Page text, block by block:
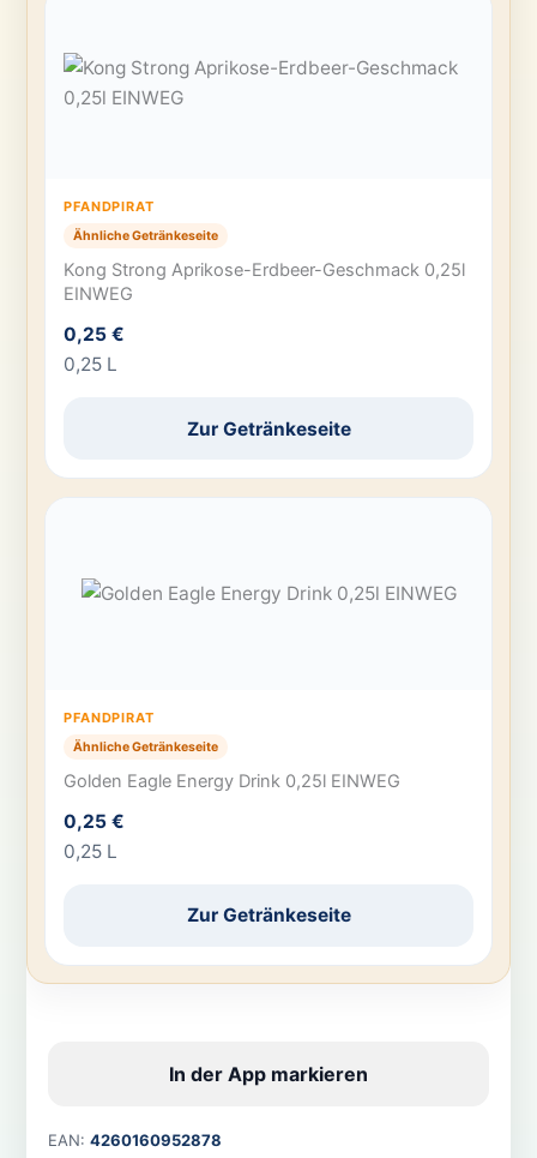
PFANDPIRAT
Ähnliche Getränkeseite
Kong Strong Aprikose-Erdbeer-Geschmack 0,25l
EINWEG
0,25 €
0,25 L
Zur Getränkeseite
PFANDPIRAT
Ähnliche Getränkeseite
Golden Eagle Energy Drink 0,25l EINWEG
0,25 €
0,25 L
Zur Getränkeseite
In der App markieren
EAN: 4260160952878